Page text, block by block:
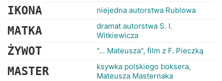
IKONA niejedna autorstwa Rublowa
MATKA
dramat autorstwa S. I.
Witkiewicza
ŻYWOT "... Mateusza", film z F. Pieczką
MASTER
ksywka polskiego boksera,
Mateusza Masternaka